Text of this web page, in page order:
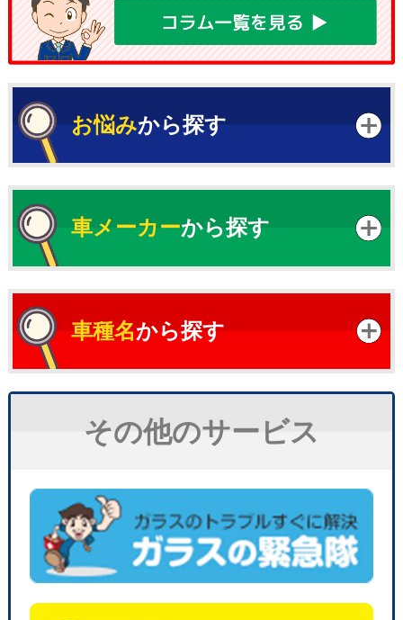
お悩みから探す
車メーカーから探す
車種名から探す
その他のサービス